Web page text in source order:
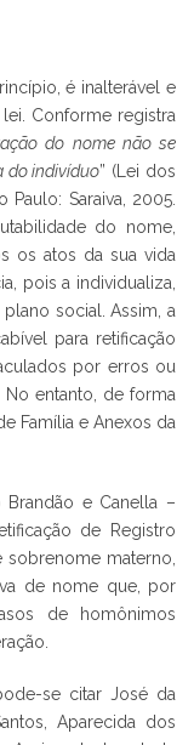
é inalterável e
Conforme registra
do nome não se
do indivíduo” (Lei dos
Saraiva, 2005.
do nome,
os atos da sua vida
pois a individualiza,
social. Assim, a
para retificação
por erros ou
entanto, de forma
Família e Anexos da
e Canella –
de Registro
materno,
de nome que, por
de homônimos
se citar José da
Aparecida dos